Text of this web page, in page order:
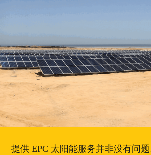
提供 EPC 太阳能服务并非没有问